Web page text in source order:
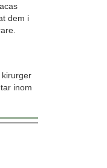
dem i
kirurger
inom